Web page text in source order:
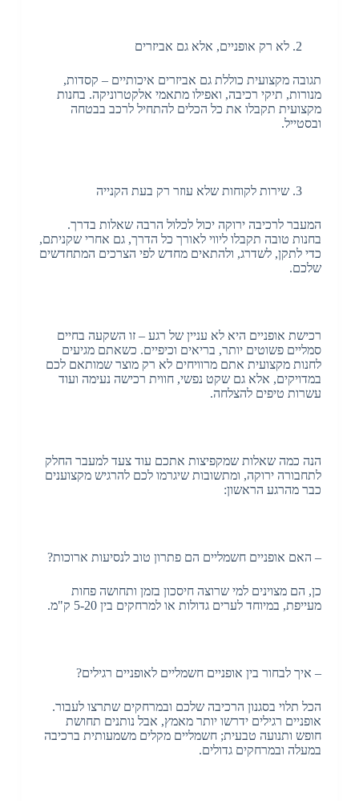
לא רק אופניים, אלא גם אביזרים
תגובה מקצועית כוללת גם אביזרים איכותיים – קסדות,
מנורות, תיקי רכיבה, ואפילו מתאמי אלקטרוניקה. בחנות
מקצועית תקבלו את כל הכלים להתחיל לרכב בבטחה
ובסטייל.
שירות לקוחות שלא עוזר רק בעת הקנייה
המעבר לרכיבה ירוקה יכול לכלול הרבה שאלות בדרך.
בחנות טובה תקבלו ליווי לאורך כל הדרך, גם אחרי שקניתם,
כדי לתקן, לשדרג, ולהתאים מחדש לפי הצרכים המתחדשים
שלכם.
רכישת אופניים היא לא עניין של רגע – זו השקעה בחיים
סמליים פשוטים יותר, בריאים וכיפיים. כשאתם מגיעים
לחנות מקצועית אתם מרוויחים לא רק מוצר שמותאם לכם
במדויקים, אלא גם שקט נפשי, חווית רכישה נעימה ועוד
עשרות טיפים להצלחה.
הנה כמה שאלות שמקפיצות אתכם עוד צעד למעבר החלק
לתחבורה ירוקה, ומתשובות שיגרמו לכם להרגיש מקצוענים
כבר מהרגע הראשון:
– האם אופניים חשמליים הם פתרון טוב לנסיעות ארוכות?
כן, הם מצוינים למי שרוצה חיסכון בזמן ותחושה פחות
מעייפת, במיוחד לערים גדולות או למרחקים בין 5-20 ק"מ.
– איך לבחור בין אופניים חשמליים לאופניים רגילים?
הכל תלוי בסגנון הרכיבה שלכם ובמרחקים שתרצו לעבור.
אופניים רגילים ידרשו יותר מאמץ, אבל נותנים תחושת
חופש ותנועה טבעית; חשמליים מקלים משמעותית ברכיבה
במעלה ובמרחקים גדולים.